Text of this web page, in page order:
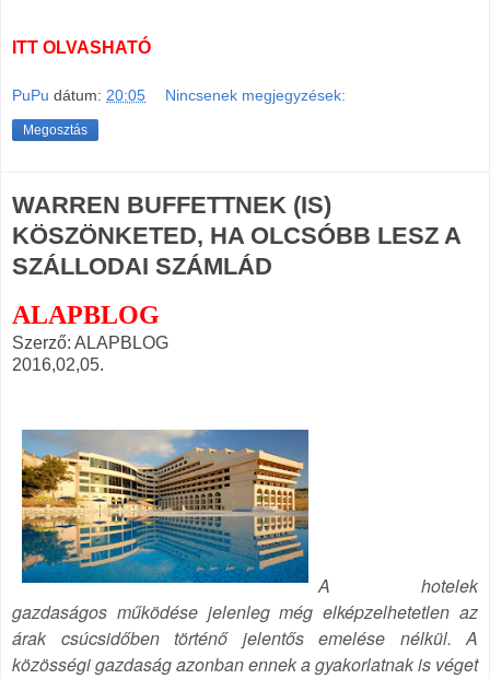
ITT OLVASHATÓ
PuPu dátum: 20:05 Nincsenek megjegyzések:
Megosztás
WARREN BUFFETTNEK (IS)
KÖSZÖNKETED, HA OLCSÓBB LESZ A
SZÁLLODAI SZÁMLÁD
ALAPBLOG
Szerző: ALAPBLOG
2016,02,05.
A hotelek
gazdaságos működése jelenleg még elképzelhetetlen az
árak csúcsidőben történő jelentős emelése nélkül. A
közösségi gazdaság azonban ennek a gyakorlatnak is véget